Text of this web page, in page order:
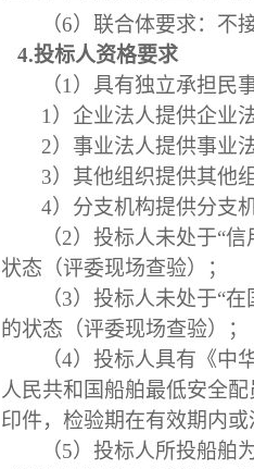
（6）联合体要求：不
4.投标人资格要求
（1）具有独立承担民
1）企业法人提供企业
2）事业法人提供事业
3）其他组织提供其他
4）分支机构提供分支
（2）投标人未处于“信
状态（评委现场查验）；
（3）投标人未处于“
的状态（评委现场查验）
；
（4） 投标人具有《中
人民共和国船舶最低安全
印件，检验期在有效期内
（5） 投标人所投船舶